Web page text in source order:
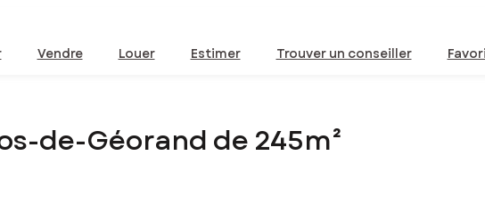
Vendre Louer Estimer Trouver un conseiller
de-Géorand de 245m²